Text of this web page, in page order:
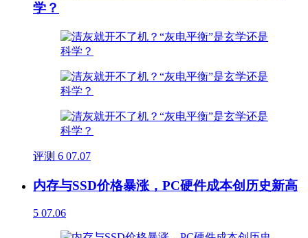
学？
评测 6 07.07
内存与SSD价格暴涨，PC硬件成本创历史新高
5 07.06